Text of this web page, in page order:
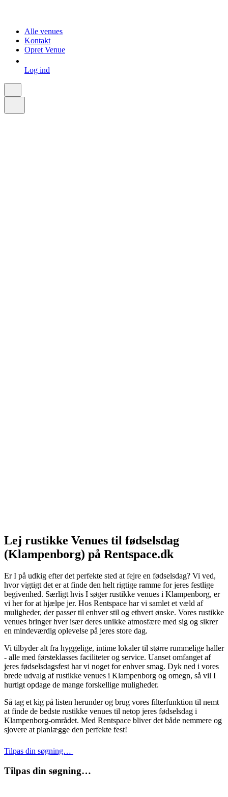
Alle venues
Kontakt
Opret Venue
Log ind
Lej rustikke Venues til fødselsdag
(Klampenborg) på Rentspace.dk
Er I på udkig efter det perfekte sted at fejre en fødselsdag? Vi ved,
hvor vigtigt det er at finde den helt rigtige ramme for jeres festlige
begivenhed. Særligt hvis I søger rustikke venues i Klampenborg, er
vi her for at hjælpe jer. Hos Rentspace har vi samlet et væld af
muligheder, der passer til enhver stil og ethvert ønske. Vores rustikke
venues bringer hver især deres unikke atmosfære med sig og sikrer
en mindeværdig oplevelse på jeres store dag.
Vi tilbyder alt fra hyggelige, intime lokaler til større rummelige haller
- alle med førsteklasses faciliteter og service. Uanset omfanget af
jeres fødselsdagsfest har vi noget for enhver smag. Dyk ned i vores
brede udvalg af rustikke venues i Klampenborg og omegn, så vil I
hurtigt opdage de mange forskellige muligheder.
Så tag et kig på listen herunder og brug vores filterfunktion til nemt
at finde de bedste rustikke venues til netop jeres fødselsdag i
Klampenborg-området. Med Rentspace bliver det både nemmere og
sjovere at planlægge den perfekte fest!
Tilpas din søgning…
Tilpas din søgning…